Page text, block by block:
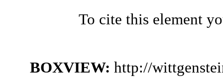
To cite this element
BOXVIEW: http://